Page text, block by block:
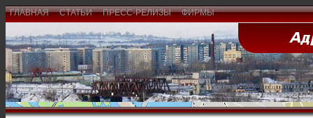
ГЛАВНАЯ СТАТЬИ ПРЕСС-РЕЛИЗЫ ФИРМЫ